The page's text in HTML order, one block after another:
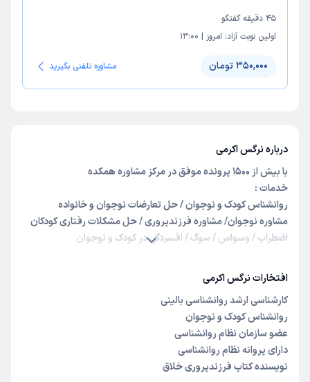
45 دقیقه گفتگو
اولین نوبت آزاد: امروز |
13:00
350,000 تومان مشاوره تلفنی بگیرید
درباره نرگس اکرمی
با بیش از 1500 پرونده موفق در مرکز مشاوره همکده
خدمات :
روانشناس کودک و نوجوان / حل تعارضات نوجوان و خانواده
مشاوره نوجوان/ مشاوره فرزندپروری / حل مشکلات رفتاری کودکان
اضطراب / وسواس / سوگ / افسردگی در کودک و نوجوان
...........................
اینستاگرام @majale.nasleno
افتخارات نرگس اکرمی
کارشناسی ارشد روانشناسی بالینی
روانشناس کودک و نوجوان
عضو سازمان نظام روانشناسی
دارای پروانه نظام روانشناسی
نویسنده کتاب فرزندپروری خلاق